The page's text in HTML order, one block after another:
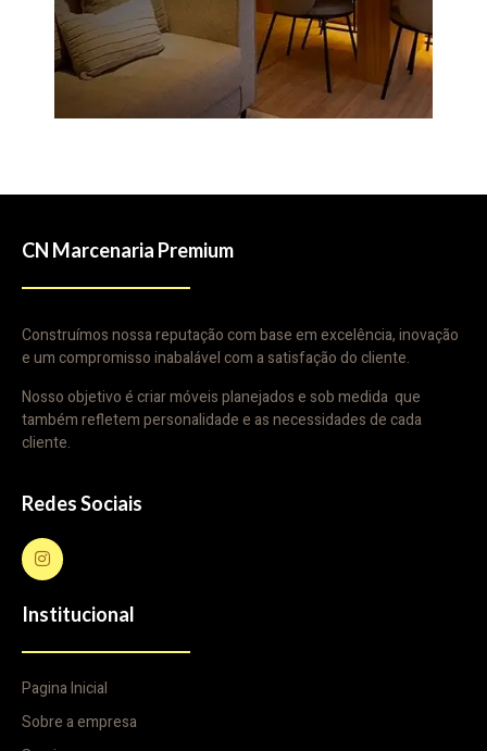
CN Marcenaria Premium
Construímos nossa reputação com base em excelência, inovação
e um compromisso inabalável com a satisfação do cliente.
Nosso objetivo é criar móveis planejados e sob medida que
também refletem personalidade e as necessidades de cada
cliente.
Redes Sociais
Institucional
Pagina Inicial
Sobre a empresa